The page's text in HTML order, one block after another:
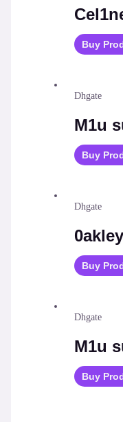
Buy
Dhgate
M1u
Buy
Dhgate
Buy
Dhgate
M1u
Buy